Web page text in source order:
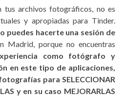
tus archivos fotográficos, no es
y apropiadas para Tinder.
puedes hacerte una sesión de
Madrid, porque no encuentras
como fotógrafo y
en este tipo de aplicaciones,
para SELECCIONAR
y en su caso MEJORARLAS